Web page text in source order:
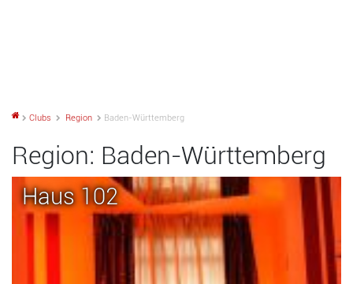
Clubs Region Baden-Württemberg
Region: Baden-Württemberg
Haus 102